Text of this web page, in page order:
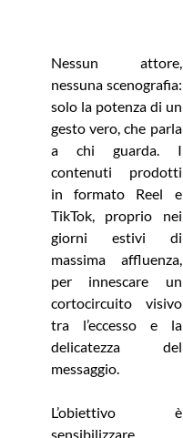
Nessun attore,
nessuna scenografia:
solo la potenza di un
gesto vero, che parla
a chi guarda. I
contenuti prodotti
in formato Reel e
TikTok, proprio nei
giorni estivi di
massima affluenza,
per innescare un
cortocircuito visivo
tra l’eccesso e la
delicatezza del
messaggio.
L’obiettivo è
sensibilizzare